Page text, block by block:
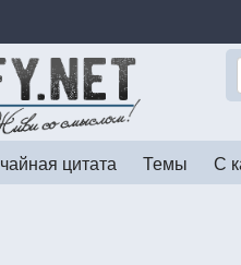
цитата Темы С